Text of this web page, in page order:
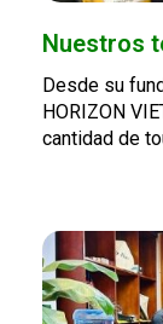
Nuestros
Desde su
HORIZON
cantidad de